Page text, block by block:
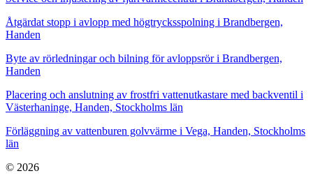
Åtgärdat stopp i avlopp med högtrycksspolning i Brandbergen,
Handen
Byte av rörledningar och bilning för avloppsrör i Brandbergen,
Handen
Placering och anslutning av frostfri vattenutkastare med backventil i
Västerhaninge, Handen, Stockholms län
Förläggning av vattenburen golvvärme i Vega, Handen, Stockholms
län
© 2026